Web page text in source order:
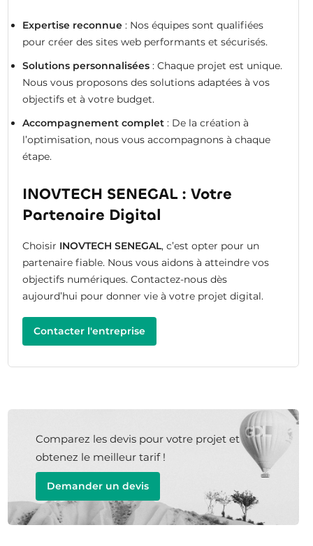
Expertise reconnue: Nos équipes sont qualifiées
pour créer des sites web performants et sécurisés.
Solutions personnalisées: Chaque projet est unique.
Nous vous proposons des solutions adaptées à vos
objectifs et à votre budget.
Accompagnement complet: De la création à
l’optimisation, nous vous accompagnons à chaque
étape.
INOVTECH SENEGAL : Votre
Partenaire Digital
Choisir INOVTECH SENEGAL, c’est opter pour un
partenaire fiable. Nous vous aidons à atteindre vos
objectifs numériques. Contactez-nous dès
aujourd’hui pour donner vie à votre projet digital.
Contacter l'entreprise
Comparez les devis pour votre projet et
obtenez le meilleur tarif !
Demander un devis